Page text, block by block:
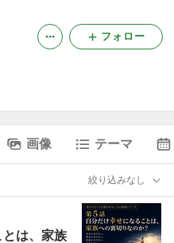
フォロー
画像 テーマ
絞り込みなし
は、家族